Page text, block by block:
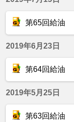
第65回給油
2019年6月23日
第64回給油
2019年5月25日
第63回給油